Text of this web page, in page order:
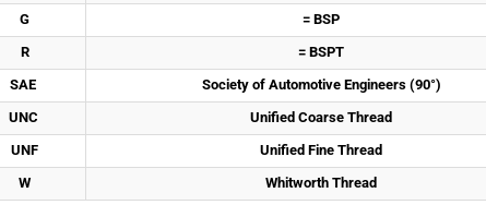
G
= BSP
R
= BSPT
SAE
Society of Automotive Engineers (90°)
UNC
Unified Coarse Thread
UNF
Unified Fine Thread
W
Whitworth Thread